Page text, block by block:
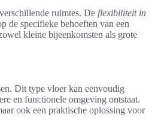
ruimtes. De flexibiliteit in
de specifieke behoeften van een
kleine bijeenkomsten als grote
Dit type vloer kan eenvoudig
en functionele omgeving ontstaat.
ook een praktische oplossing voor